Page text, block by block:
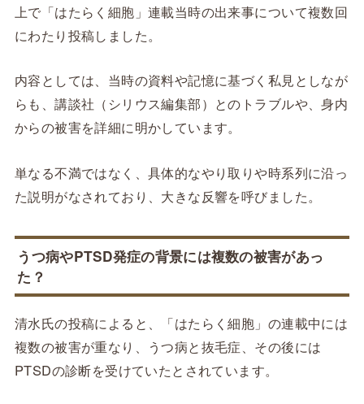
上で「はたらく細胞」連載当時の出来事について複数回
にわたり投稿しました。
内容としては、当時の資料や記憶に基づく私見としなが
らも、講談社（シリウス編集部）とのトラブルや、身内
からの被害を詳細に明かしています。
単なる不満ではなく、具体的なやり取りや時系列に沿っ
た説明がなされており、大きな反響を呼びました。
うつ病やPTSD発症の背景には複数の被害があっ
た？
清水氏の投稿によると、「はたらく細胞」の連載中には
複数の被害が重なり、うつ病と抜毛症、その後には
PTSDの診断を受けていたとされています。